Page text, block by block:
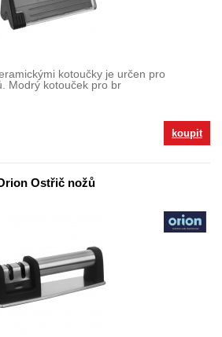
kotoučky je určen pro
Modrý kotouček pro br
koupit
Ostřič nožů